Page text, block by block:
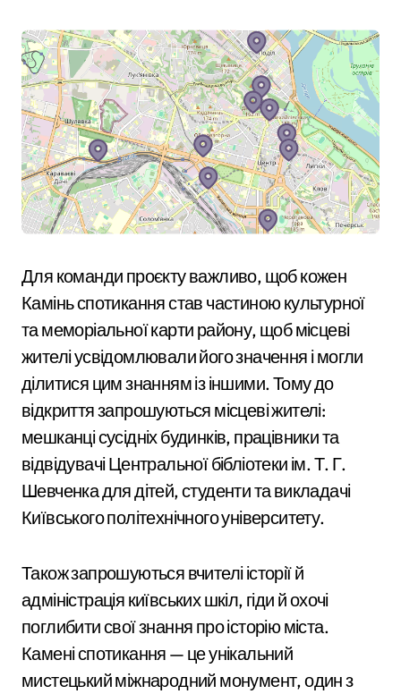
Для команди проєкту важливо, щоб кожен
Камінь спотикання став частиною культурної
та меморіальної карти району, щоб місцеві
жителі усвідомлювали його значення і могли
ділитися цим знанням із іншими. Тому до
відкриття запрошуються місцеві жителі:
мешканці сусідніх будинків, працівники та
відвідувачі Центральної бібліотеки ім. Т. Г.
Шевченка для дітей, студенти та викладачі
Київського політехнічного університету.
Також запрошуються вчителі історії й
адміністрація київських шкіл, гіди й охочі
поглибити свої знання про історію міста.
Камені спотикання — це унікальний
мистецький міжнародний монумент, один з